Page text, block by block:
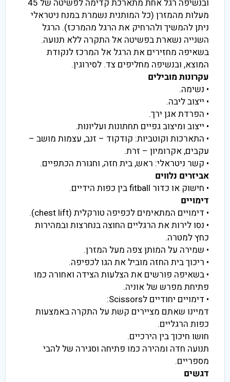
ובנשיפה רגל אחת מתארכת קדימה לפשיטה של 45
מעלות מהמזרן (כל המותנית נשמרת במנח ניטראלי
ניתן להמשיך ולהרחיק את הרגל מהמרכז). הרגל
השנייה נשארת בפשיטה אל התקרה ללא תנועה.
בשאיפה מחזירים את הרגל אל המרכז לנקודת
המוצא, ובנשיפה מחליפים צד. לסירוגין.
עקרונות מובילים
• נשימה.
• ייצוב ליבה.
• הפרדת אגן ירך.
• ייצוב ומיצוב גפיים תחתונות ועליונות.
• התארכות וקוטביות: קודקוד – זנב, עצמות מושב –
עקבים, אקרומיון – זרת.
• קשר ניטראלי: ראש, בית חזה, וחגורת הכתפיים.
אביזרים נלווים
• חישוק או כדור fitball בין כפות הידיים.
דימויים
• דימויים המתאימים לכפיפה טורקלית (chest lift).
• נסו לירות את הרגליים החוצה בנחרצות ובמהירות
כחץ למטרה.
• שמירה על המותן צפה מעל המזרן.
• ריכוך בית החזה מוביל את הגו לכפיפה.
• בשאיפה פורשים את הצלעות הצידה ואחורה כמו
פתיחת מפרש של אוניה.
• דימויים יחודיים לScissors:
דמיינו שאתם מציירים קשת על התקרה באמצעות
כפות הרגליים.
חושו חיכוך בין הירכיים.
תנועה חדה ומהירה כמו פתיחה וסגירה של להבי
מספריים.
דגשים